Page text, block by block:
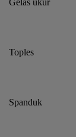
Toples
Spanduk